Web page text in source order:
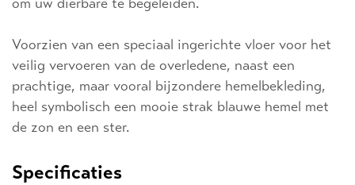
Voorzien van een speciaal ingerichte vloer voor het
veilig vervoeren van de overledene, naast een
prachtige, maar vooral bijzondere hemelbekleding,
heel symbolisch een mooie strak blauwe hemel met
de zon en een ster.
Specificaties